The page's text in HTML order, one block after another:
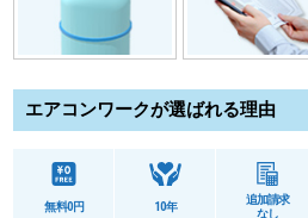
エアコンワークが選ばれる理由
無料0円
10年
追加請求
なし